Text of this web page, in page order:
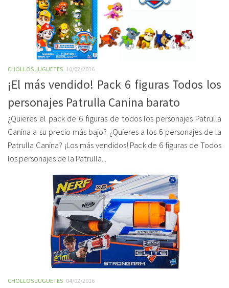
CHOLLOS JUGUETES 10/02/2016
¡El más vendido! Pack 6 figuras Todos los
personajes Patrulla Canina barato
¿Quieres el pack de 6 figuras de todos los personajes Patrulla
Canina a su precio más bajo? ¿Quieres a los 6 personajes de la
Patrulla Canina? ¡Los más vendidos! Pack de 6 figuras de Todos
los personajes de la Patrulla...
CHOLLOS JUGUETES 04/02/2016